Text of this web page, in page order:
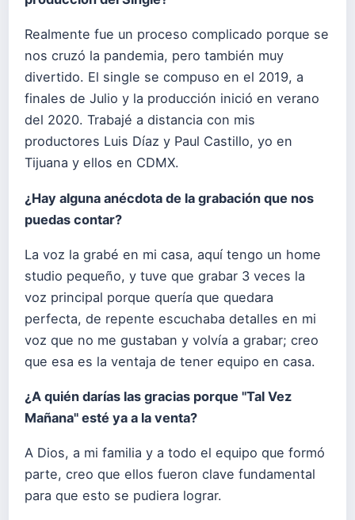
Realmente fue un proceso complicado porque se
nos cruzó la pandemia, pero también muy
divertido. El single se compuso en el 2019, a
finales de Julio y la producción inició en verano
del 2020. Trabajé a distancia con mis
productores Luis Díaz y Paul Castillo, yo en
Tijuana y ellos en CDMX.
¿Hay alguna anécdota de la grabación que nos
puedas contar?
La voz la grabé en mi casa, aquí tengo un home
studio pequeño, y tuve que grabar 3 veces la
voz principal porque quería que quedara
perfecta, de repente escuchaba detalles en mi
voz que no me gustaban y volvía a grabar; creo
que esa es la ventaja de tener equipo en casa.
¿A quién darías las gracias porque "Tal Vez
Mañana" esté ya a la venta?
A Dios, a mi familia y a todo el equipo que formó
parte, creo que ellos fueron clave fundamental
para que esto se pudiera lograr.